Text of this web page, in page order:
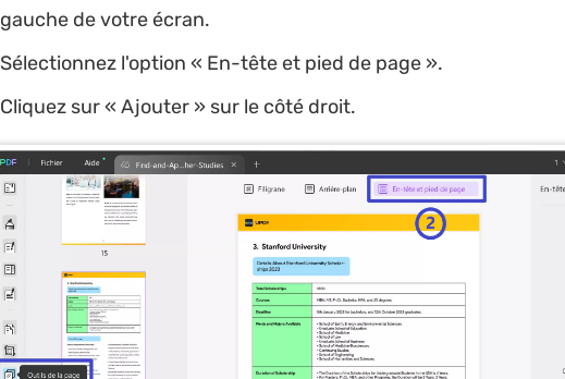
gauche de votre écran.
Sélectionnez l'option « En-tête et pied de page ».
Cliquez sur « Ajouter » sur le côté droit.